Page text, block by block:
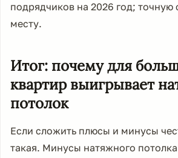
подрядчиков на 2026 год; точную
месту.
Итог: почему для
квартир выигрывает
потолок
Если сложить плюсы и минусы
такая. Минусы натяжного